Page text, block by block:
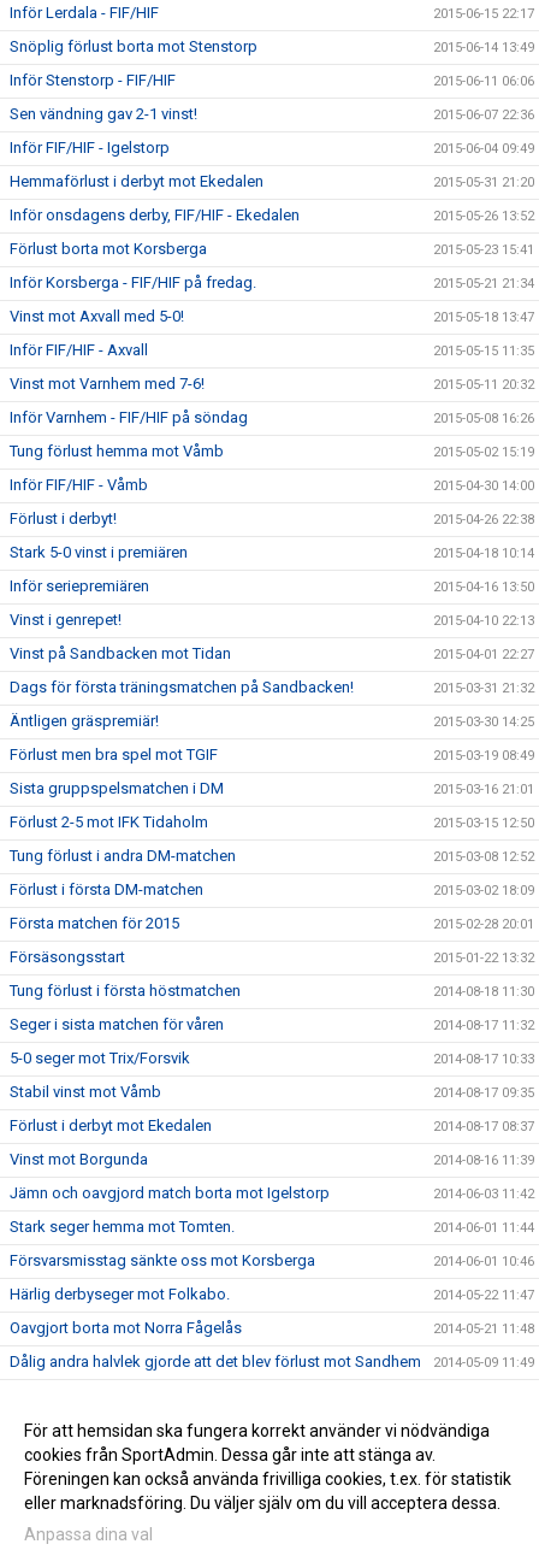
Inför Lerdala - FIF/HIF 2015-06-15 22:17
Snöplig förlust borta mot Stenstorp 2015-06-14 13:49
Inför Stenstorp - FIF/HIF 2015-06-11 06:06
Sen vändning gav 2-1 vinst! 2015-06-07 22:36
Inför FIF/HIF - Igelstorp 2015-06-04 09:49
Hemmaförlust i derbyt mot Ekedalen 2015-05-31 21:20
Inför onsdagens derby, FIF/HIF - Ekedalen 2015-05-26 13:52
Förlust borta mot Korsberga 2015-05-23 15:41
Inför Korsberga - FIF/HIF på fredag. 2015-05-21 21:34
Vinst mot Axvall med 5-0! 2015-05-18 13:47
Inför FIF/HIF - Axvall 2015-05-15 11:35
Vinst mot Varnhem med 7-6! 2015-05-11 20:32
Inför Varnhem - FIF/HIF på söndag 2015-05-08 16:26
Tung förlust hemma mot Våmb 2015-05-02 15:19
Inför FIF/HIF - Våmb 2015-04-30 14:00
Förlust i derbyt! 2015-04-26 22:38
Stark 5-0 vinst i premiären 2015-04-18 10:14
Inför seriepremiären 2015-04-16 13:50
Vinst i genrepet! 2015-04-10 22:13
Vinst på Sandbacken mot Tidan 2015-04-01 22:27
Dags för första träningsmatchen på Sandbacken! 2015-03-31 21:32
Äntligen gräspremiär! 2015-03-30 14:25
Förlust men bra spel mot TGIF 2015-03-19 08:49
Sista gruppspelsmatchen i DM 2015-03-16 21:01
Förlust 2-5 mot IFK Tidaholm 2015-03-15 12:50
Tung förlust i andra DM-matchen 2015-03-08 12:52
Förlust i första DM-matchen 2015-03-02 18:09
Första matchen för 2015 2015-02-28 20:01
Försäsongsstart 2015-01-22 13:32
Tung förlust i första höstmatchen 2014-08-18 11:30
Seger i sista matchen för våren 2014-08-17 11:32
5-0 seger mot Trix/Forsvik 2014-08-17 10:33
Stabil vinst mot Våmb 2014-08-17 09:35
Förlust i derbyt mot Ekedalen 2014-08-17 08:37
Vinst mot Borgunda 2014-08-16 11:39
Jämn och oavgjord match borta mot Igelstorp 2014-06-03 11:42
Stark seger hemma mot Tomten. 2014-06-01 11:44
Försvarsmisstag sänkte oss mot Korsberga 2014-06-01 10:46
Härlig derbyseger mot Folkabo. 2014-05-22 11:47
Oavgjort borta mot Norra Fågelås 2014-05-21 11:48
Dålig andra halvlek gjorde att det blev förlust mot Sandhem 2014-05-09 11:49
Vinst för A-laget i seriepremiären 2014-04-29 11:51
Bra match mot Stenstorp trots förlust 2014-04-09 11:52
För att hemsidan ska fungera korrekt använder vi nödvändiga
cookies från SportAdmin. Dessa går inte att stänga av.
Föreningen kan också använda frivilliga cookies, t.ex. för statistik
eller marknadsföring. Du väljer själv om du vill acceptera dessa.
Anpassa dina val